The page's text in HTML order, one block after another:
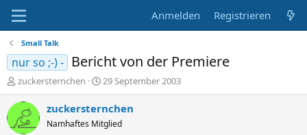
Anmelden Registrieren
Small Talk
nur so ;-) - Bericht von der Premiere
E
r
s
t
e
zuckersternchen
E
r
s
e
29 September 2003
zuckersternchen
Namhaftes Mitglied